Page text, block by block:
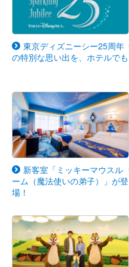
東京ディズニーシー25周年
の特別な思い出を、ホテルでも
新客室「ミッキーマウスル
ーム（魔法使いの弟子）」が登
場！